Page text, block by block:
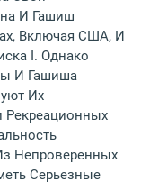
И Гашиш
Включая США, И
I. Однако
И Гашиша
Их
Непроверенных
Серьезные